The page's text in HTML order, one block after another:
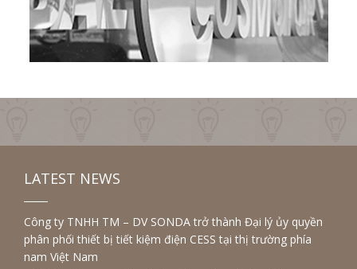
LATEST NEWS
Công ty TNHH TM – DV SONDA trở thành Đại lý ủy quyền
phân phối thiết bị tiết kiệm điện CESS tại thị trường phía
nam Việt Nam